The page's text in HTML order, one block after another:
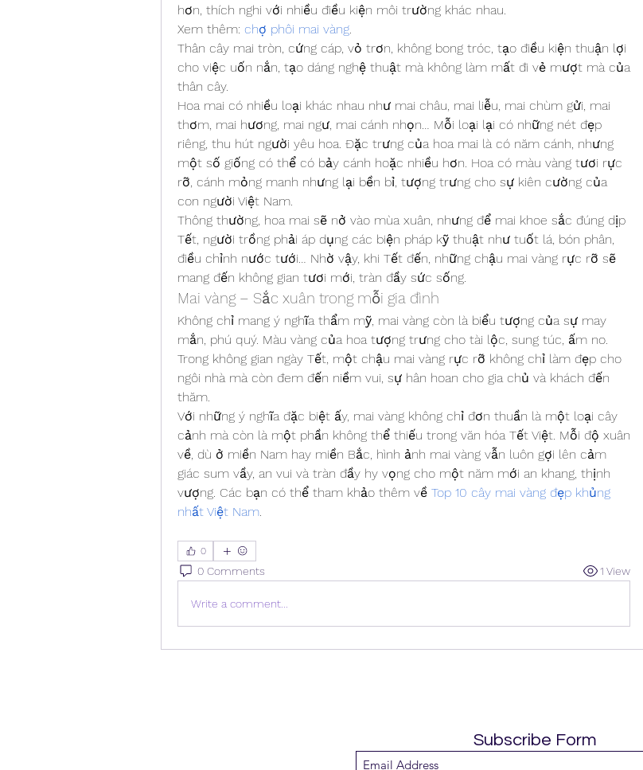
hơn, thích nghi với nhiều điều kiện môi trường khác nhau.
Xem thêm: chợ phôi mai vàng.
Thân cây mai tròn, cứng cáp, vỏ trơn, không bong tróc, tạo điều kiện thuận lợi
cho việc uốn nắn, tạo dáng nghệ thuật mà không làm mất đi vẻ mượt mà của
thân cây.
Hoa mai có nhiều loại khác nhau như mai châu, mai liễu, mai chùm gửi, mai
thơm, mai hương, mai ngư, mai cánh nhọn… Mỗi loại lại có những nét đẹp
riêng, thu hút người yêu hoa. Đặc trưng của hoa mai là có năm cánh, nhưng
một số giống có thể có bảy cánh hoặc nhiều hơn. Hoa có màu vàng tươi rực
rỡ, cánh mỏng manh nhưng lại bền bỉ, tượng trưng cho sự kiên cường của
con người Việt Nam.
Thông thường, hoa mai sẽ nở vào mùa xuân, nhưng để mai khoe sắc đúng dịp
Tết, người trồng phải áp dụng các biện pháp kỹ thuật như tuốt lá, bón phân,
điều chỉnh nước tưới… Nhờ vậy, khi Tết đến, những chậu mai vàng rực rỡ sẽ
mang đến không gian tươi mới, tràn đầy sức sống.
Mai vàng – Sắc xuân trong mỗi gia đình
Không chỉ mang ý nghĩa thẩm mỹ, mai vàng còn là biểu tượng của sự may
mắn, phú quý. Màu vàng của hoa tượng trưng cho tài lộc, sung túc, ấm no.
Trong không gian ngày Tết, một chậu mai vàng rực rỡ không chỉ làm đẹp cho
ngôi nhà mà còn đem đến niềm vui, sự hân hoan cho gia chủ và khách đến
thăm.
Với những ý nghĩa đặc biệt ấy, mai vàng không chỉ đơn thuần là một loại cây
cảnh mà còn là một phần không thể thiếu trong văn hóa Tết Việt. Mỗi độ xuân
về, dù ở miền Nam hay miền Bắc, hình ảnh mai vàng vẫn luôn gợi lên cảm
giác sum vầy, an vui và tràn đầy hy vọng cho một năm mới an khang, thịnh
vượng. Các bạn có thể tham khảo thêm về Top 10 cây mai vàng đẹp khủng
nhất Việt Nam.
0
0 Comments 1 View
Write a comment...
Subscribe Form